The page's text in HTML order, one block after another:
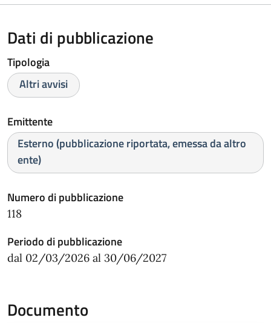
Dati di pubblicazione
Tipologia
Altri avvisi
Emittente
Esterno (pubblicazione riportata, emessa da altro
ente)
Numero di pubblicazione
118
Periodo di pubblicazione
dal 02/03/2026 al 30/06/2027
Documento